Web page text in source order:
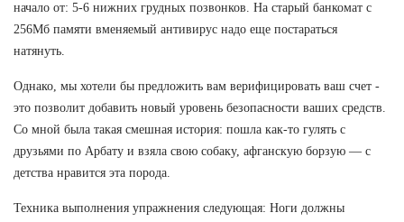
начало от: 5-6 нижних грудных позвонков. На старый банкомат с
256Мб памяти вменяемый антивирус надо еще постараться
натянуть.
Однако, мы хотели бы предложить вам верифицировать ваш счет -
это позволит добавить новый уровень безопасности ваших средств.
Со мной была такая смешная история: пошла как-то гулять с
друзьями по Арбату и взяла свою собаку, афганскую борзую — с
детства нравится эта порода.
Техника выполнения упражнения следующая: Ноги должны